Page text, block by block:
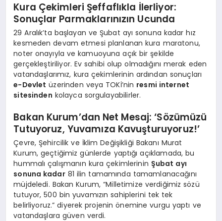
Kura Çekimleri Şeffaflıkla İlerliyor:
Sonuçlar Parmaklarınızın Ucunda
29 Aralık’ta başlayan ve Şubat ayı sonuna kadar hız
kesmeden devam etmesi planlanan kura maratonu,
noter onayıyla ve kamuoyuna açık bir şekilde
gerçekleştiriliyor. Ev sahibi olup olmadığını merak eden
vatandaşlarımız, kura çekimlerinin ardından sonuçları
e-Devlet üzerinden veya TOKİ’nin resmi internet
sitesinden kolayca sorgulayabilirler.
Bakan Kurum’dan Net Mesaj: ‘Sözümüzü
Tutuyoruz, Yuvamıza Kavuşturuyoruz!’
Çevre, Şehircilik ve İklim Değişikliği Bakanı Murat
Kurum, geçtiğimiz günlerde yaptığı açıklamada, bu
hummalı çalışmanın kura çekimlerinin Şubat ayı
sonuna kadar81 ilin tamamında tamamlanacağını
müjdeledi. Bakan Kurum, “Milletimize verdiğimiz sözü
tutuyor, 500 bin yuvamızın sahiplerini tek tek
belirliyoruz.” diyerek projenin önemine vurgu yaptı ve
vatandaşlara güven verdi.